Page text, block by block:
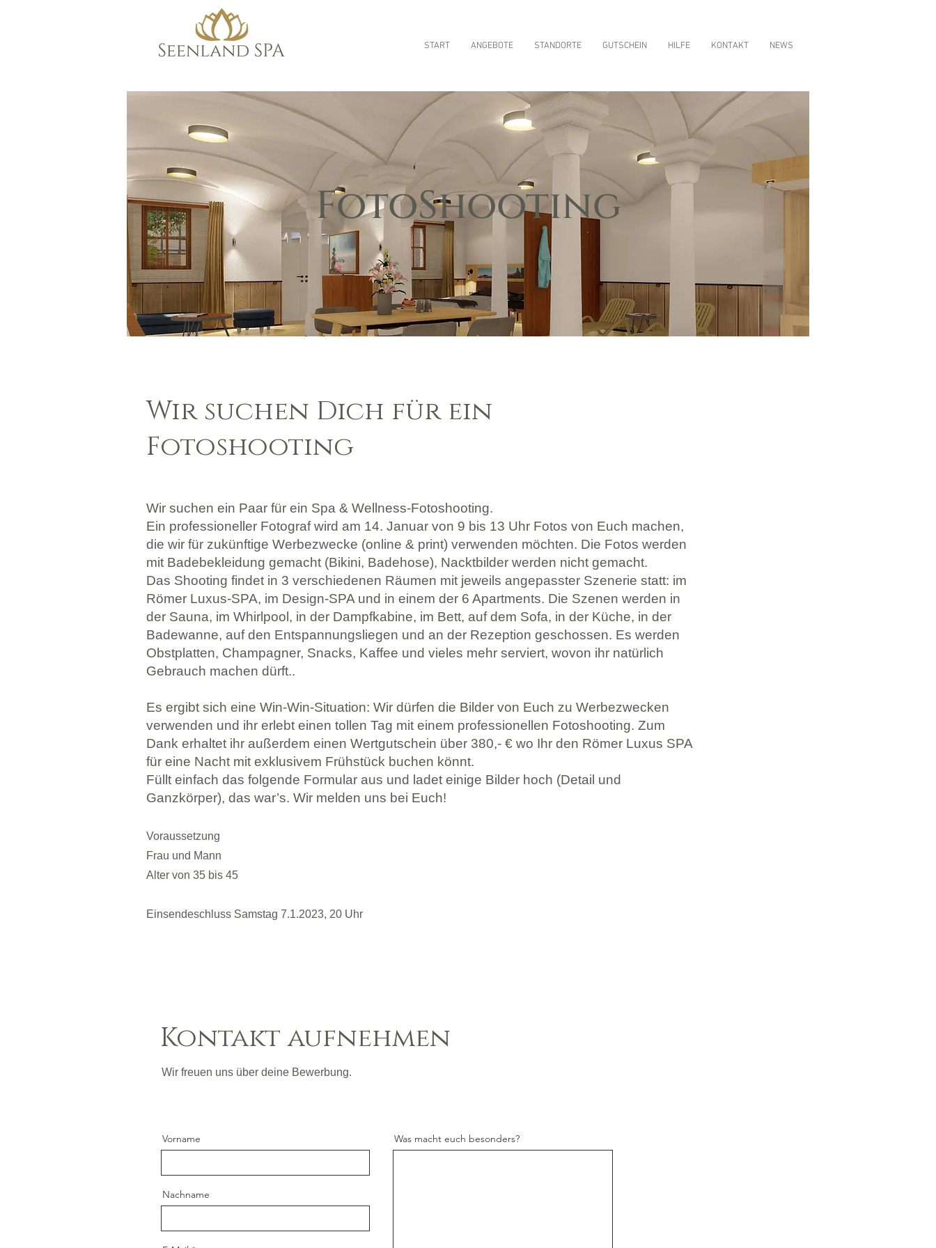
START ANGEBOTE STANDORTE GUTSCHEIN HILFE KONTAKT NEWS
FotoShooting
Wir suchen Dich für ein
Fotoshooting
Wir suchen ein Paar für ein Spa & Wellness-Fotoshooting.
Ein professioneller Fotograf wird am 14. Januar von 9 bis 13 Uhr Fotos von Euch machen,
die wir für zukünftige Werbezwecke (online & print) verwenden möchten. Die Fotos werden
mit Badebekleidung gemacht (Bikini, Badehose), Nacktbilder werden nicht gemacht.
Das Shooting findet in 3 verschiedenen Räumen mit jeweils angepasster Szenerie statt: im
Römer Luxus-SPA, im Design-SPA und in einem der 6 Apartments. Die Szenen werden in
der Sauna, im Whirlpool, in der Dampfkabine, im Bett, auf dem Sofa, in der Küche, in der
Badewanne, auf den Entspannungsliegen und an der Rezeption geschossen. Es werden
Obstplatten, Champagner, Snacks, Kaffee und vieles mehr serviert, wovon ihr natürlich
Gebrauch machen dürft..
Es ergibt sich eine Win-Win-Situation: Wir dürfen die Bilder von Euch zu Werbezwecken
verwenden und ihr erlebt einen tollen Tag mit einem professionellen Fotoshooting. Zum
Dank erhaltet ihr außerdem einen Wertgutschein über 380,- € wo Ihr den Römer Luxus SPA
für eine Nacht mit exklusivem Frühstück buchen könnt.
Füllt einfach das folgende Formular aus und ladet einige Bilder hoch (Detail und
Ganzkörper), das war’s. Wir melden uns bei Euch!
Voraussetzung
Frau und Mann
Alter von 35 bis 45
Einsendeschluss Samstag 7.1.2023, 20 Uhr
Kontakt aufnehmen
Wir freuen uns über deine Bewerbung.
Vorname
Nachname
Was macht euch besonders?